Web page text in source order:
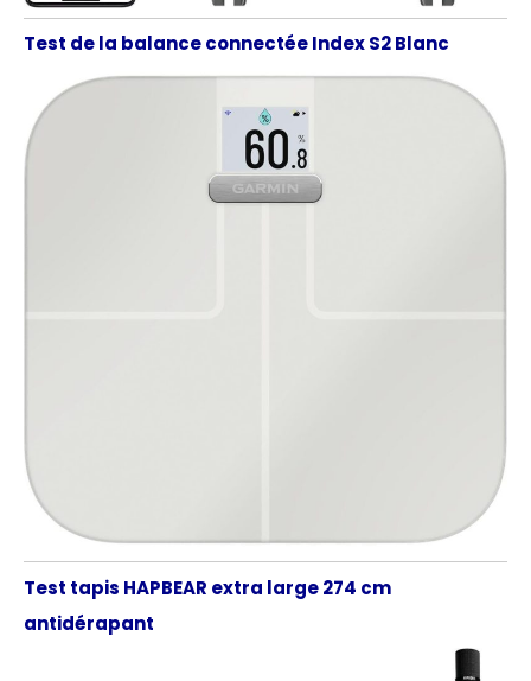
Test de la balance connectée Index S2 Blanc
Test tapis HAPBEAR extra large 274 cm
antidérapant